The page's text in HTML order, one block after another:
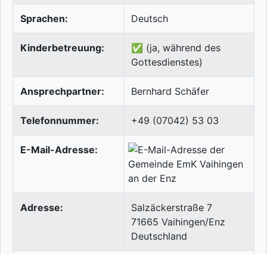
Sprachen: Deutsch
Kinderbetreuung:
✅ (ja, während des
Gottesdienstes)
Ansprechpartner: Bernhard Schäfer
Telefonnummer: +49 (07042) 53 03
E-Mail-Adresse:
Adresse:
Salzäckerstraße 7
71665 Vaihingen/Enz
Deutschland